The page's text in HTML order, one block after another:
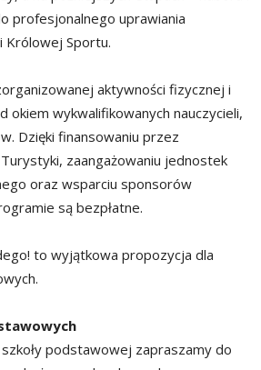
profesjonalnego uprawiania
Królowej Sportu.
aktywności fizycznej i
wykwalifikowanych nauczycieli,
Dzięki finansowaniu przez
zaangażowaniu jednostek
oraz wsparciu sponsorów
są bezpłatne.
to wyjątkowa propozycja dla
szkoły podstawowej zapraszamy do